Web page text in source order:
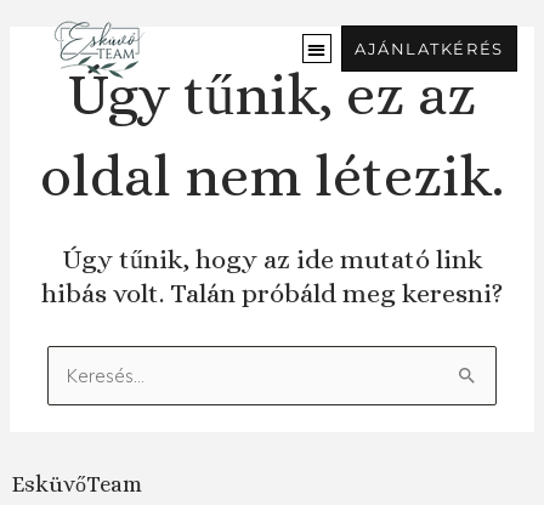
tartalomra
AJÁNLATKÉRÉS
Úgy tűnik, ez az
oldal nem létezik.
Úgy tűnik, hogy az ide mutató link
hibás volt. Talán próbáld meg keresni?
Keresés:
EsküvőTeam